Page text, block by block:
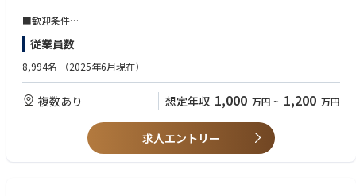
■歓迎条件
・建設会社または同業にて、事務職で海外勤務の経験がある方
・海外支店勤務経験者
・海外プロジェクト税務経験
■語学力
・英語以外に中国語ができる方歓迎
従業員数
8,994名 （2025年6月現在）
複数あり 想定年収 1,000 万円 ~ 1,200 万円
求人エントリー